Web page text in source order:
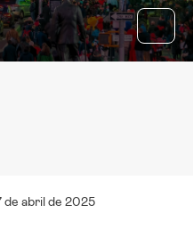
de abril de 2025